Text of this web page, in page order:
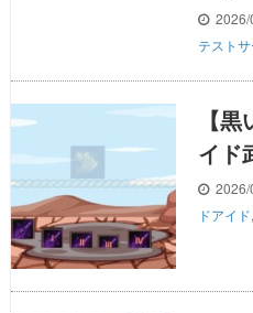
2026/
テスト
【
イド
2026/
ドアイド,